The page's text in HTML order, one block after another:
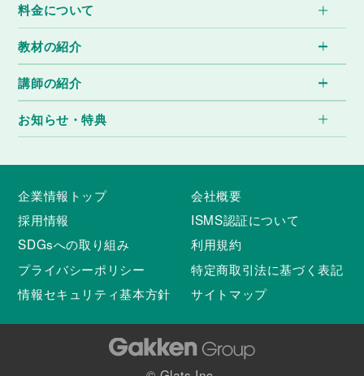
料金について
教材の紹介
講師の紹介
お知らせ・特典
企業情報トップ
会社概要
採用情報
ISMS認証について
SDGsへの取り組み
利用規約
プライバシーポリシー
特定商取引法に基づく表記
情報セキュリティ基本方針
サイトマップ